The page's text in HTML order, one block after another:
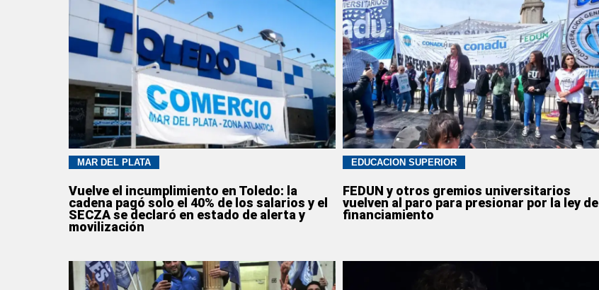
MAR DEL PLATA
Vuelve el incumplimiento en Toledo: la
cadena pagó solo el 40% de los salarios y el
SECZA se declaró en estado de alerta y
movilización
EDUCACION SUPERIOR
FEDUN y otros gremios universitarios
vuelven al paro para presionar por la ley de
financiamiento